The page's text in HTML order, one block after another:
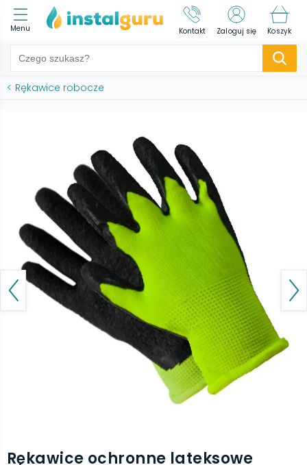
Menu Kontakt Zaloguj się Koszyk
< Rękawice robocze
Rękawice ochronne lateksowe